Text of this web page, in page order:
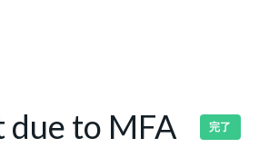
due to MFA 完了